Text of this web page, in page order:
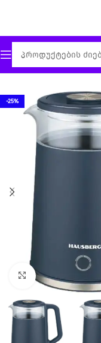
მთავარი ელექტრო
-25%
დააწკაპუნეთ